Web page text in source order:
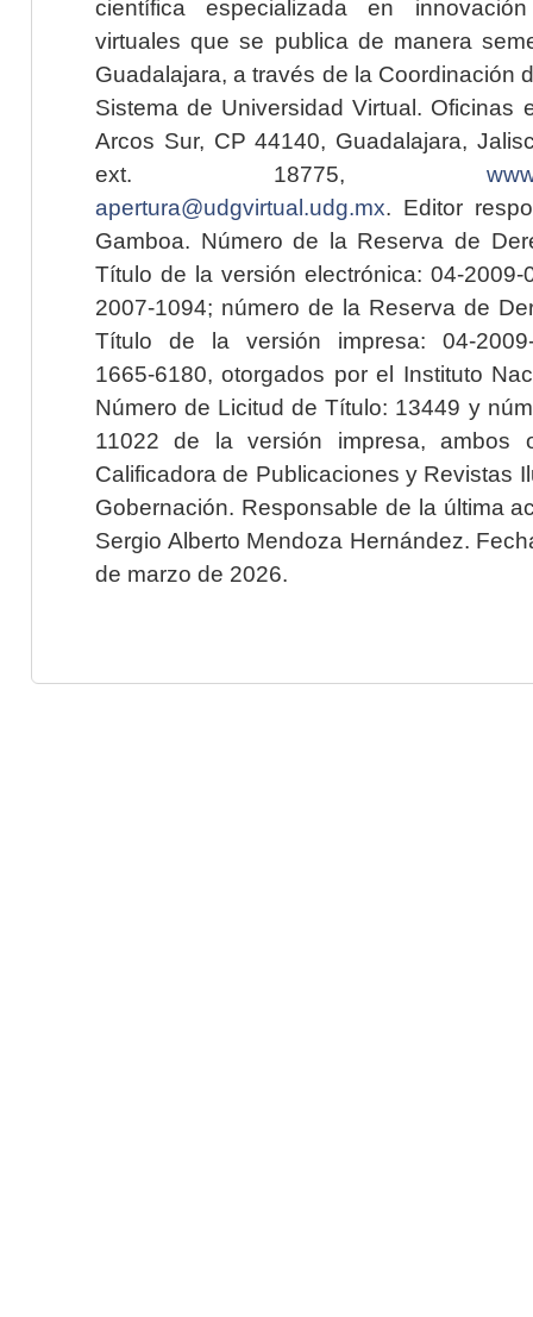
científica especializada en
virtuales que se publica de manera
Guadalajara, a través de la Coordinación
Sistema de Universidad Virtual. Oficinas
Arcos Sur, CP 44140, Guadalajara,
ext. 18775,
apertura@udgvirtual.udg.mx. Editor
Gamboa. Número de la Reserva de
Título de la versión electrónica: 04-2009-
2007-1094; número de la Reserva de
Título de la versión impresa: 04-2009-
1665-6180, otorgados por el Instituto
Número de Licitud de Título: 13449 y
11022 de la versión impresa, ambos
Calificadora de Publicaciones y Revistas
Gobernación. Responsable de la última
Sergio Alberto Mendoza Hernández.
de marzo de 2026.